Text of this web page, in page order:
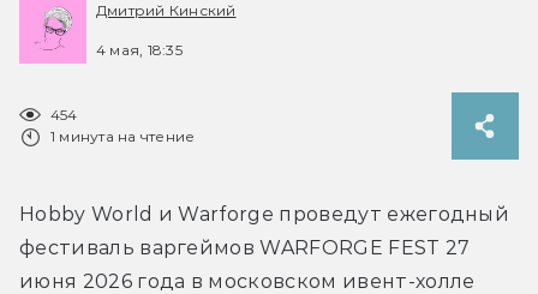
Дмитрий Кинский
4 мая, 18:35
454
1 минута на чтение
Hobby World и Warforge проведут ежегодный
фестиваль варгеймов WARFORGE FEST 27
июня 2026 года в московском ивент-холле